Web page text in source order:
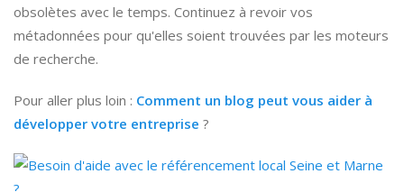
obsolètes avec le temps. Continuez à revoir vos
métadonnées pour qu'elles soient trouvées par les moteurs
de recherche.
Pour aller plus loin : Comment un blog peut vous aider à
développer votre entreprise ?